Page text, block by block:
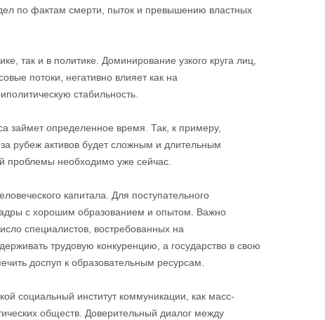
по фактам смерти, пыток и превышению властных
так и в политике. Доминирование узкого круга лиц,
потоки, негативно влияет как на
стабильность.
займет определенное время. Так, к примеру,
рубеж активов будет сложным и длительным
пробле­мы необходимо уже сейчас.
капитала. Для поступательного
с хорошим образованием и опытом. Важно
специалистов, востребованных на
трудовую конкуренцию, а государство в свою
доспуп к образовательным ресурсам.
социальный институт коммуникации, как масс-
обществ. Доверительный диалог между